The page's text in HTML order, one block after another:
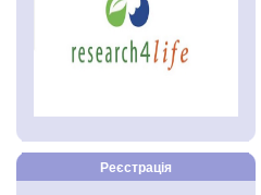
Реєстрація